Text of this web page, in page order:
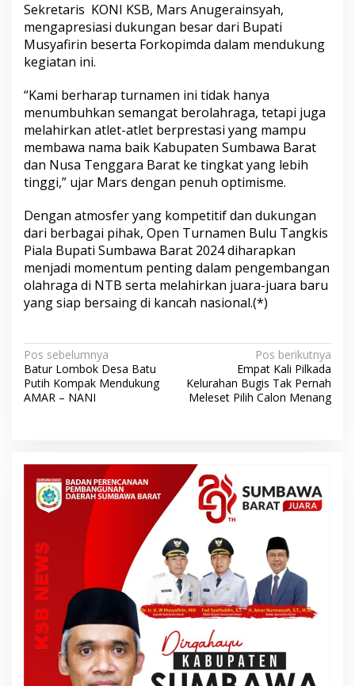
Sekretaris KONI KSB, Mars Anugerainsyah,
mengapresiasi dukungan besar dari Bupati
Musyafirin beserta Forkopimda dalam mendukung
kegiatan ini.
“Kami berharap turnamen ini tidak hanya
menumbuhkan semangat berolahraga, tetapi juga
melahirkan atlet-atlet berprestasi yang mampu
membawa nama baik Kabupaten Sumbawa Barat
dan Nusa Tenggara Barat ke tingkat yang lebih
tinggi,” ujar Mars dengan penuh optimisme.
Dengan atmosfer yang kompetitif dan dukungan
dari berbagai pihak, Open Turnamen Bulu Tangkis
Piala Bupati Sumbawa Barat 2024 diharapkan
menjadi momentum penting dalam pengembangan
olahraga di NTB serta melahirkan juara-juara baru
yang siap bersaing di kancah nasional.(*)
N
a
v
a
o
Pos sebelumnya
Batur Lombok Desa Batu
Putih Kompak Mendukung
AMAR – NANI
Pos berikutnya
Empat Kali Pilkada
Kelurahan Bugis Tak Pernah
Meleset Pilih Calon Menang